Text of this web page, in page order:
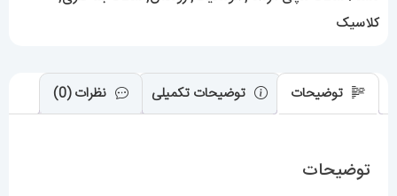
021333
DAY
DATE
کلاسیک
توضیحات توضیحات تکمیلی نظرات (0)
توضیحات